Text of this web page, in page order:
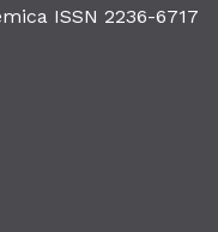
ISSN 2236-6717